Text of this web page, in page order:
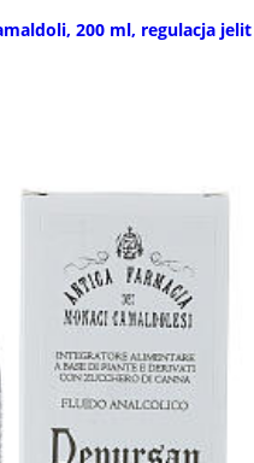
200 ml, regulacja jelit